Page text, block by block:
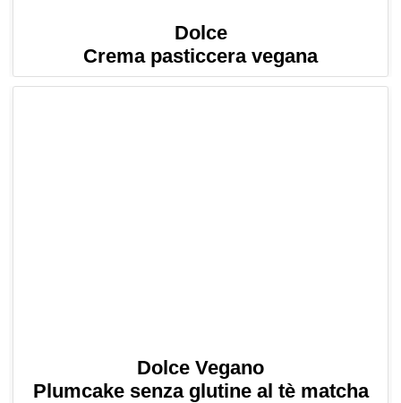
Dolce
Crema pasticcera vegana
Dolce Vegano
Plumcake senza glutine al tè matcha